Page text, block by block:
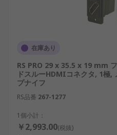
在庫あり
RS PRO 29 x 35.5 x 19 mm
ドスルーHDMIコネクタ, 1極,
プナイフ
RS品番 267-1277
1個小計：
￥2,993.00(税抜)